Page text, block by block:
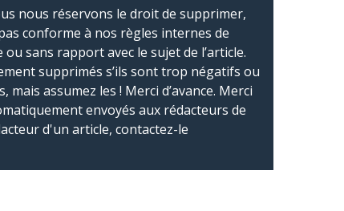
nous réservons le droit de supprimer,
conforme à nos règles internes de
sans rapport avec le sujet de l’article.
supprimés s’ils sont trop négatifs ou
assumez les ! Merci d’avance. Merci
envoyés aux rédacteurs de
d'un article, contactez-le